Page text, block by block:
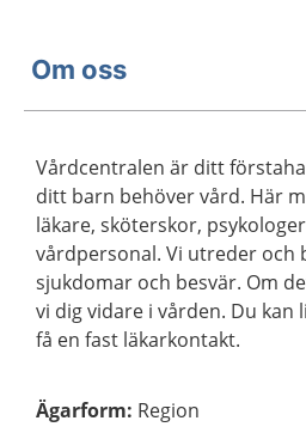
Om oss
Vårdcentralen är ditt
ditt barn behöver vård. Här
läkare, sköterskor,
vårdpersonal. Vi utreder och
sjukdomar och besvär. Om
vi dig vidare i vården. Du kan
få en fast läkarkontakt.
Ägarform: Region